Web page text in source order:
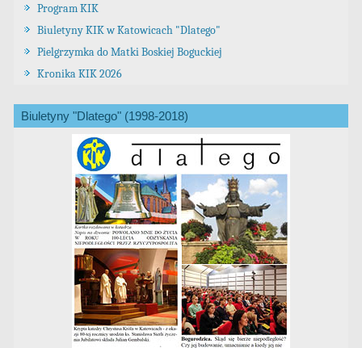
Program KIK
Biuletyny KIK w Katowicach "Dlatego"
Pielgrzymka do Matki Boskiej Boguckiej
Kronika KIK 2026
Biuletyny "Dlatego" (1998-2018)